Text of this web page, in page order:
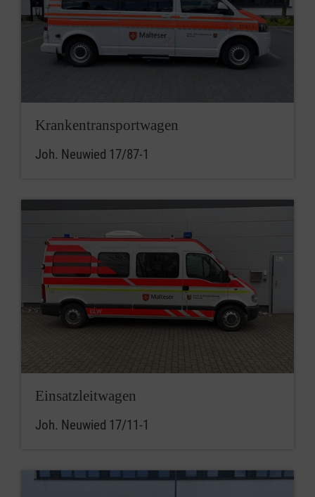
Krankentransportwagen
Joh. Neuwied 17/87-1
Einsatzleitwagen
Joh. Neuwied 17/11-1